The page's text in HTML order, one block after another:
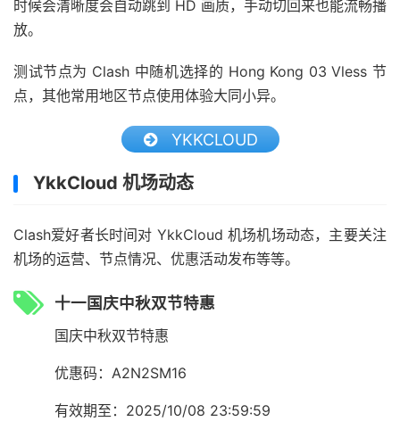
时候会清晰度会自动跳到 HD 画质，手动切回来也能流畅播
放。
测试节点为 Clash 中随机选择的 Hong Kong 03 Vless 节
点，其他常用地区节点使用体验大同小异。
YKKCLOUD
YkkCloud 机场动态
Clash爱好者长时间对 YkkCloud 机场机场动态，主要关注
机场的运营、节点情况、优惠活动发布等等。
十一国庆中秋双节特惠
国庆中秋双节特惠
优惠码：A2N2SM16
有效期至：2025/10/08 23:59:59